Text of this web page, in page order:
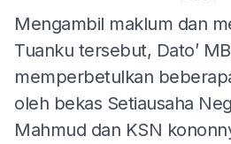
Mengambil maklum dan
Tuanku tersebut, Dato’
memperbetulkan
oleh bekas Setiausaha
Mahmud dan KSN